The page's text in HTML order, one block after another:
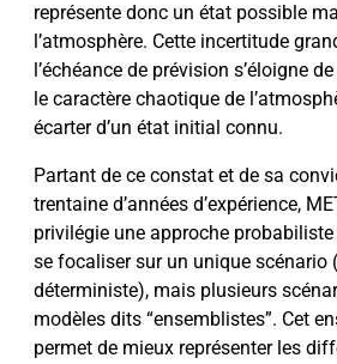
représente donc un état possible
l’atmosphère. Cette incertitude
l’échéance de prévision s’éloigne
le caractère chaotique de
écarter d’un état initial connu.
Partant de ce constat et de sa
trentaine d’années d’expérience,
privilégie une approche
se focaliser sur un unique scénario
déterministe), mais plusieurs
modèles dits “ensemblistes”. Cet
permet de mieux représenter les